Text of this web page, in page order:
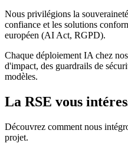
Nous privilégions la
confiance et les solutions
européen (AI Act, RGPD).
Chaque déploiement IA chez
d'impact, des guardrails de
modèles.
La RSE vous
Découvrez comment nous
projet.